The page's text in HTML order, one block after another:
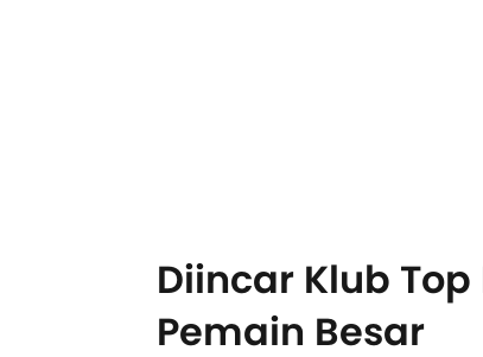
Diincar Klub
Pemain Besar